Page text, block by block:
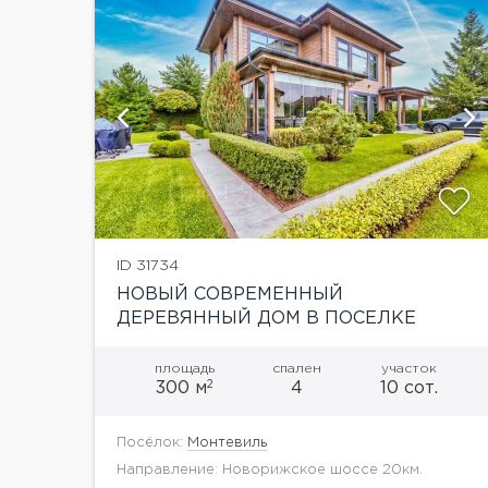
ID 31734
НОВЫЙ СОВРЕМЕННЫЙ
ДЕРЕВЯННЫЙ ДОМ В ПОСЕЛКЕ
площадь
300 м2
спален
4
участок
10 сот.
Посёлок: Монтевиль
Направление: Новорижское шоссе 20км.